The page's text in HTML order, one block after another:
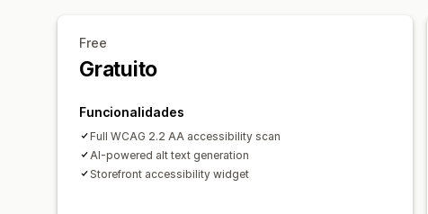
Free
Gratuito
Funcionalidades
Full WCAG 2.2 AA accessibility scan
AI-powered alt text generation
Storefront accessibility widget